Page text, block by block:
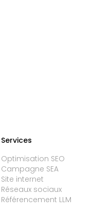
Services
Optimisation SEO
Campagne SEA
Site internet
Réseaux sociaux
Référencement LLM